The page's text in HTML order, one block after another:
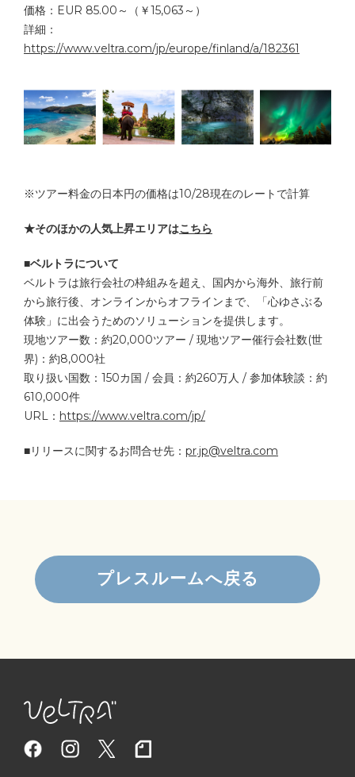
価格：EUR 85.00～（￥15,063～）
詳細：
https://www.veltra.com/jp/europe/finland/a/182361
※ツアー料金の日本円の価格は10/28現在のレートで計算
★そのほかの人気上昇エリアはこちら
■ベルトラについて
ベルトラは旅行会社の枠組みを超え、国内から海外、旅行前
から旅行後、オンラインからオフラインまで、「心ゆさぶる
体験」に出会うためのソリューションを提供します。
現地ツアー数：約20,000ツアー / 現地ツアー催行会社数(世
界)：約8,000社
取り扱い国数：150カ国 / 会員：約260万人 / 参加体験談：約
610,000件
URL： https://www.veltra.com/jp/
■リリースに関するお問合せ先： pr.jp@veltra.com
プレスルームへ戻る